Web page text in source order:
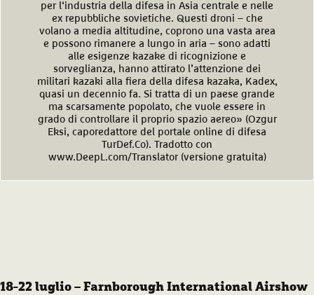
per l‘industria della difesa in Asia centrale e nelle
ex repubbliche sovietiche. Questi droni – che
volano a media altitudine, coprono una vasta area
e possono rimanere a lungo in aria – sono adatti
alle esigenze kazake di ricognizione e
sorveglianza, hanno attirato l’attenzione dei
militari kazaki alla fiera della difesa kazaka, Kadex,
quasi un decennio fa. Si tratta di un paese grande
ma scarsamente popolato, che vuole essere in
grado di controllare il proprio spazio aereo» (Ozgur
Eksi, caporedattore del portale online di difesa
TurDef.Co). Tradotto con
www.DeepL.com/Translator (versione gratuita)
18-22 luglio – Farnborough International Airshow